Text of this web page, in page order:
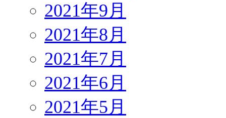
2021年9月
2021年8月
2021年7月
2021年6月
2021年5月